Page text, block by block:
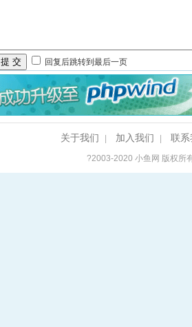
提 交 回复后跳转到最后一页
关于我们 加入我们 联系
?2003-2020小鱼网 版权所